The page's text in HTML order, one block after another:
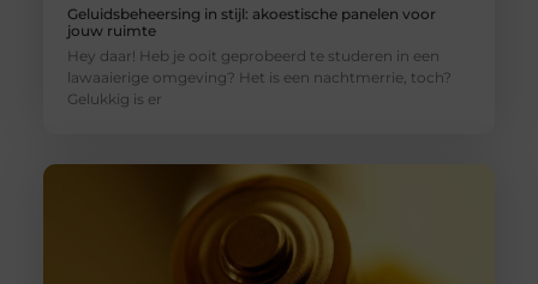
Geluidsbeheersing in stijl: akoestische panelen voor
jouw ruimte
Hey daar! Heb je ooit geprobeerd te studeren in een
lawaaierige omgeving? Het is een nachtmerrie, toch?
Gelukkig is er